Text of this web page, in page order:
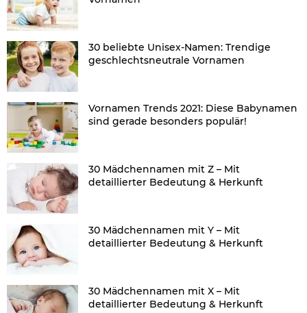
30 beliebte Unisex-Namen: Trendige
geschlechtsneutrale Vornamen
Vornamen Trends 2021: Diese Babynamen
sind gerade besonders populär!
30 Mädchennamen mit Z – Mit
detaillierter Bedeutung & Herkunft
30 Mädchennamen mit Y – Mit
detaillierter Bedeutung & Herkunft
30 Mädchennamen mit X – Mit
detaillierter Bedeutung & Herkunft